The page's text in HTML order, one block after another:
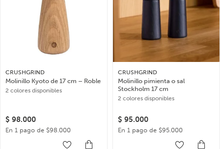
CRUSHGRIND
Molinillo Kyoto de 17 cm – Roble
2 colores disponibles
$ 98.000
En 1 pago de $98.000
CRUSHGRIND
Molinillo pimienta o sal
Stockholm 17 cm
2 colores disponibles
$ 95.000
En 1 pago de $95.000